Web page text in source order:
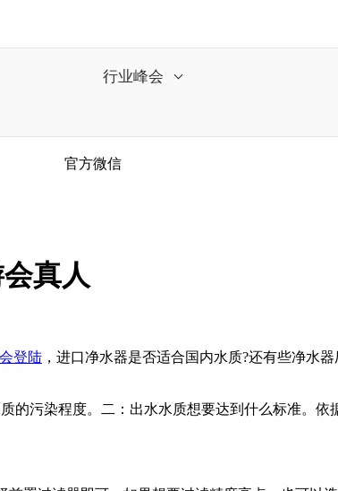
行业峰会
官方微信
真人
登陆 ，进口净水器是否适合国内水质?还有些净水
污染程度。二：出水水质想要达到什么标准。依